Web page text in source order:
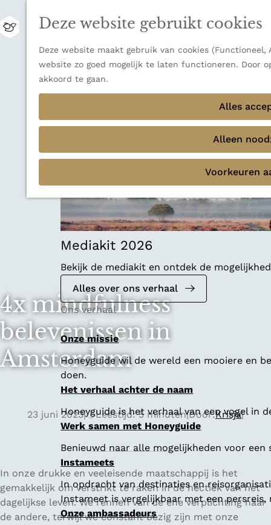
Deze website gebruikt cookies
Deze website maakt gebruik van cookies
website zo goed mogelijk te laten functioneren. Door
akkoord te gaan.
Alles
Alleen
Voorkeuren
M
n
u
bestemming voor wie houdt van natuur,
Sluiten
Thema's
Verborgen parels
Terug Ons verhaal
Mediakit 2026
Bekijk de mediakit en ontdek de
Alles over ons verhaal
Ons verhaal
Onze missie
Honeyguide wil de wereld een mooiere en
doen.
Het verhaal achter de naam
Honeyguide is het verhaal van een vogel in
Werk samen met Honeyguide
Benieuwd naar alle mogelijkheden voor
Instameets
In opdracht van destinaties en
Instameet is vergelijkbaar met een
Onze ambassadeurs
4x mindfulness
belevenissen in
Amsterdam
23 juni 2023| Leestijd: 5 minuten|Door:Krisja|
In onze drukke en veeleisende maatschappij is het
gemakkelijk om verstrikt te raken in de hectiek van het
dagelijkse leven. We rennen van de ene verplichting naar
de andere, terwijl we constant bezig zijn met onze